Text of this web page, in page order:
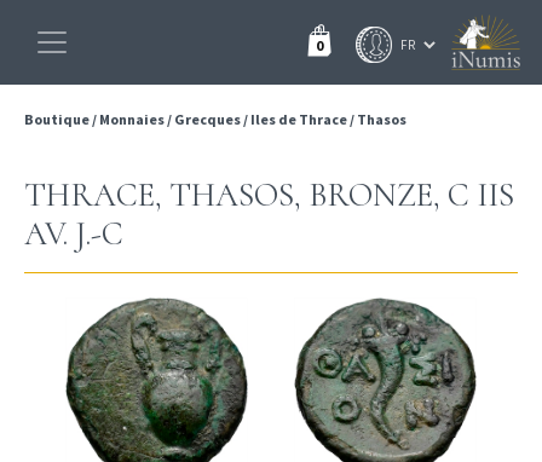
0
Boutique/ Monnaies/ Grecques/ Iles de Thrace/ Thasos
THRACE, THASOS, BRONZE, C IIS
AV. J.-C